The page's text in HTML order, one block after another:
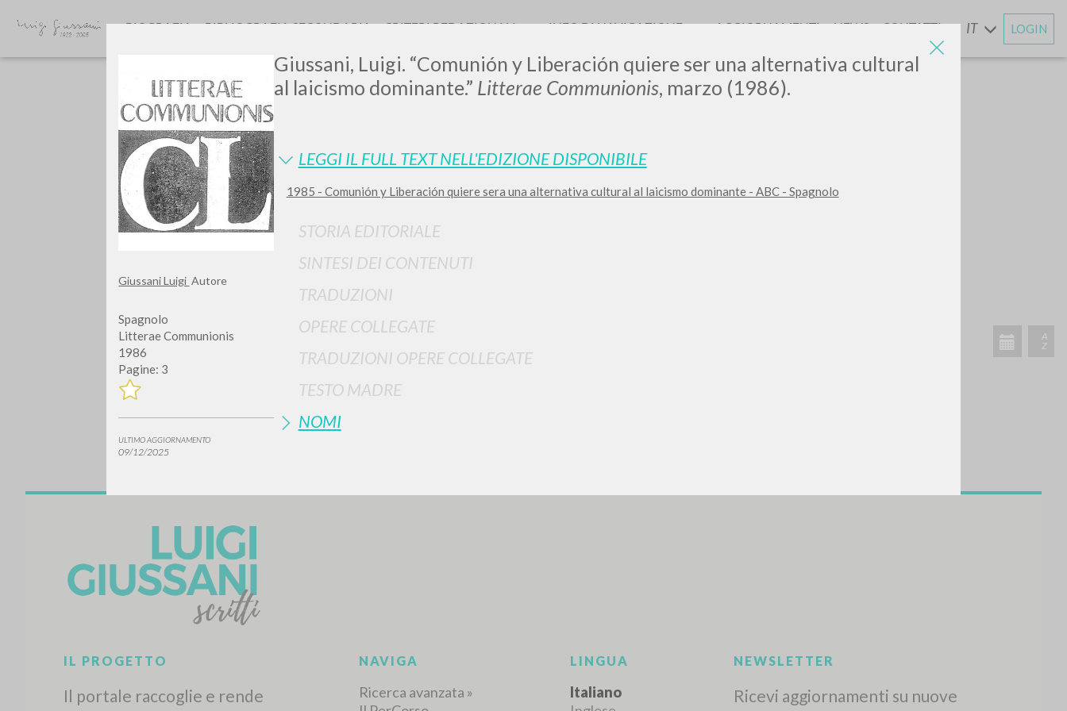
Giussani Luigi Autore
Spagnolo
Litterae Communionis
1986
Pagine: 3
ULTIMO AGGIORNAMENTO
09/12/2025
Giussani, Luigi. “Comunión y Liberación quiere ser una alternativa cultural
al laicismo dominante.” Litterae Communionis, marzo (1986).
LEGGI IL FULL TEXT NELL'EDIZIONE DISPONIBILE
1985 - Comunión y Liberación quiere sera una alternativa cultural al laicismo dominante - ABC - Spagnolo
STORIA EDITORIALE
SINTESI DEI CONTENUTI
TRADUZIONI
OPERE COLLEGATE
TRADUZIONI OPERE COLLEGATE
TESTO MADRE
NOMI
LUIGI
GIUSSANI
scritti
BIOGRAFIA BIBLIOGRAFIA SECONDARIA CRITERI REDAZIONALI INFO DI NAVIGAZIONE AGGIORNAMENTIENEWS CONTATTI IT LOGIN
TIPOLOGIA OPERA